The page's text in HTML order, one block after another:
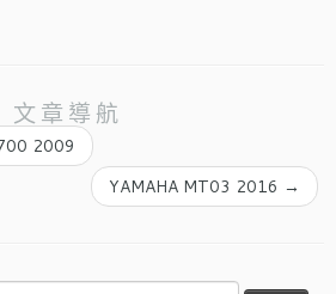
文章導航
2009
YAMAHA MT03 2016 →